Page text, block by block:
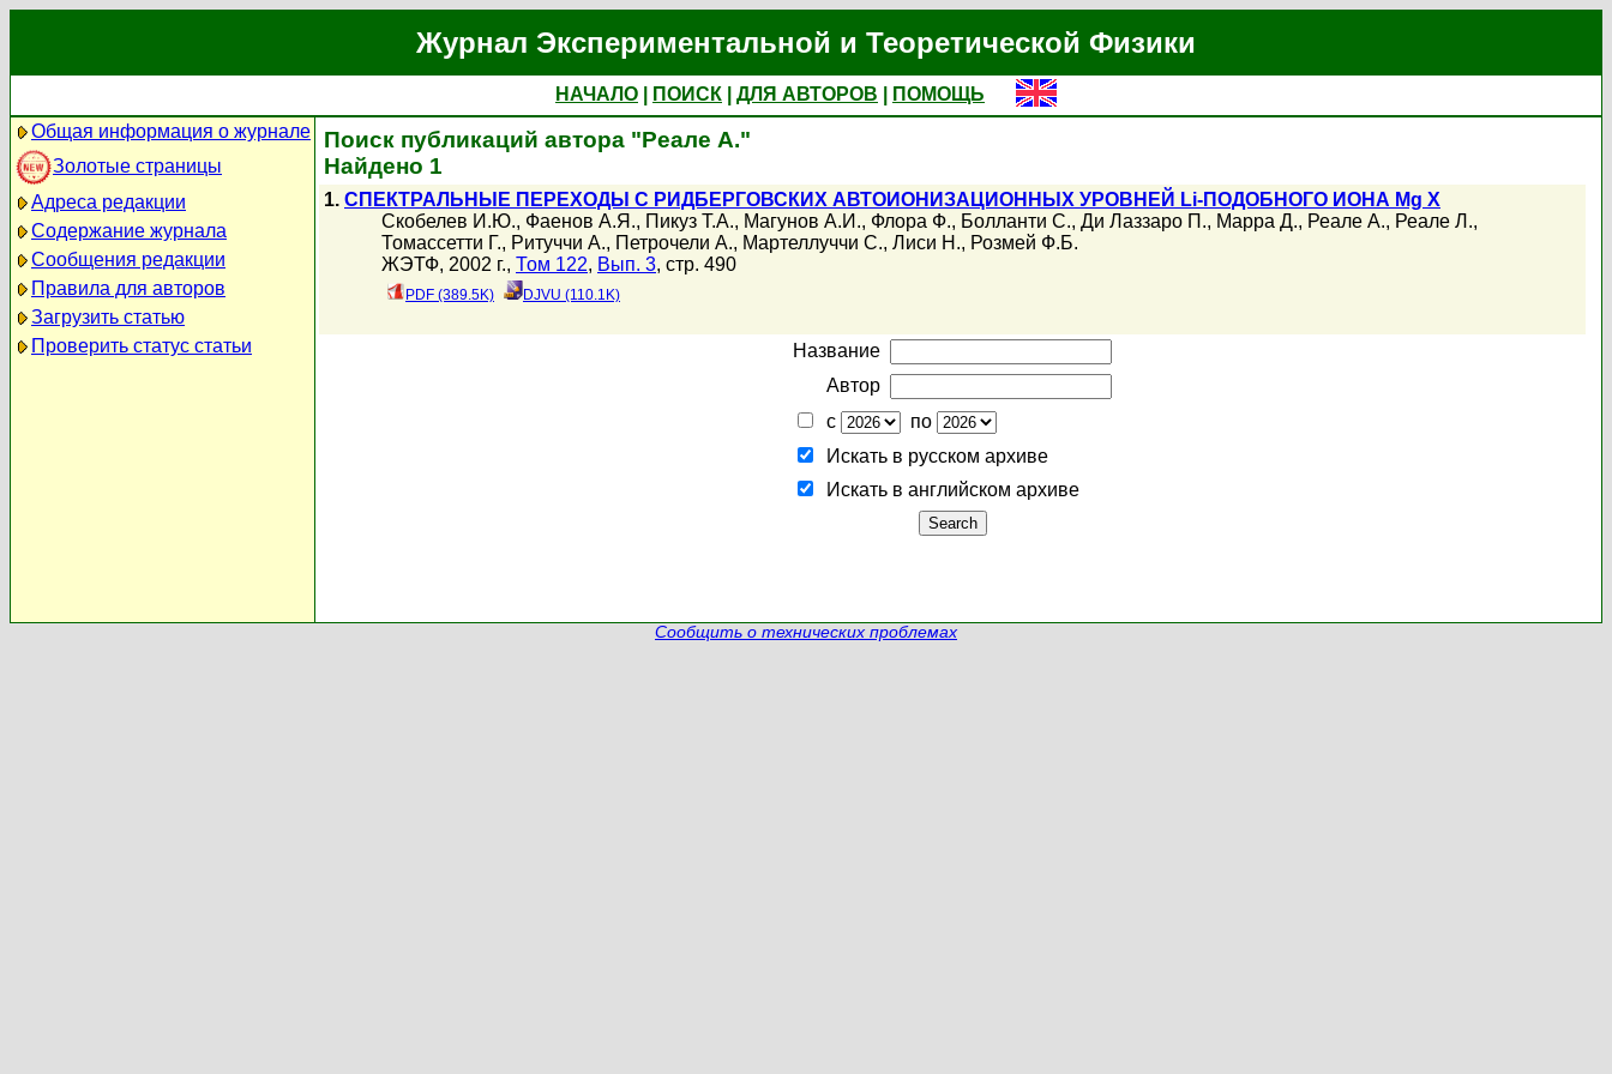
Журнал Экспериментальной и Теоретической Физики
НАЧАЛО ПОИСК ДЛЯ АВТОРОВ
ПОМОЩЬ
Общая информация о журнале
Золотые страницы
Адреса редакции
Содержание журнала
Сообщения редакции
Правила для авторов
Загрузить статью
Проверить статус статьи
Поиск публикаций автора "Реале А."
Найдено 1
1. СПЕКТРАЛЬНЫЕ ПЕРЕХОДЫ С РИДБЕРГОВСКИХ АВТОИОНИЗАЦИОННЫХ УРОВНЕЙ Li-ПОДОБНОГО ИОНА Mg X
Скобелев И.Ю., Фаенов А.Я., Пикуз Т.А., Магунов А.И., Флора Ф., Болланти С., Ди Лаззаро П., Марра Д., Реале А., Реале Л.,
Томассетти Г., Ритуччи А., Петрочели А., Мартеллуччи С., Лиси Н., Розмей Ф.Б.
ЖЭТФ, 2002 г., Том 122, Вып. 3, стр. 490
PDF (389.5K) DJVU (110.1K)
Название
Автор
с
по
Искать в русском архиве
Искать в английском архиве
Сообщить о технических проблемах